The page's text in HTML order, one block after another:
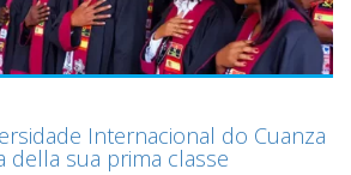
Internacional do Cuanza
della sua prima classe